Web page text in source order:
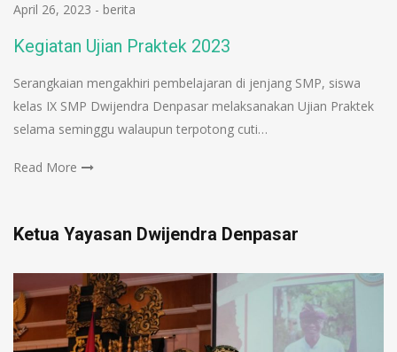
April 26, 2023 - berita
Kegiatan Ujian Praktek 2023
Serangkaian mengakhiri pembelajaran di jenjang SMP, siswa
kelas IX SMP Dwijendra Denpasar melaksanakan Ujian Praktek
selama seminggu walaupun terpotong cuti…
Read More
Ketua Yayasan Dwijendra Denpasar